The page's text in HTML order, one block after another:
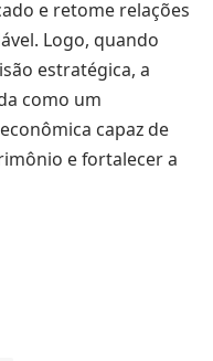
e retome relações
Logo, quando
estratégica, a
como um
capaz de
e fortalecer a